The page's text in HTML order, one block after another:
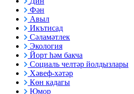
Фән
Авыл
Икътисад
Сәламәтлек
Экология
Йорт һәм бакча
Социаль челтәр йолдызлары
Хәвеф-хәтәр
Көн кадагы
Юмор